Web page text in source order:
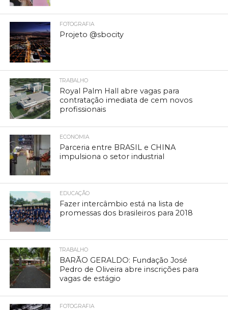
FOTOGRAFIA
Projeto @sbocity
TRABALHO
Royal Palm Hall abre vagas para
contratação imediata de cem novos
profissionais
ECONOMIA
Parceria entre BRASIL e CHINA
impulsiona o setor industrial
EDUCAÇÃO
Fazer intercâmbio está na lista de
promessas dos brasileiros para 2018
TRABALHO
BARÃO GERALDO: Fundação José
Pedro de Oliveira abre inscrições para
vagas de estágio
FOTOGRAFIA